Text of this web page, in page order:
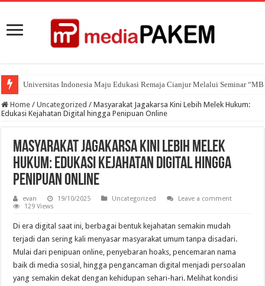
Universitas Indonesia Maju Edukasi Remaja Cianjur Melalui Seminar
Home / Uncategorized / Masyarakat Jagakarsa Kini Lebih Melek Hukum:
Edukasi Kejahatan Digital hingga Penipuan Online
Masyarakat Jagakarsa Kini Lebih Melek
Hukum: Edukasi Kejahatan Digital hingga
Penipuan Online
evan 19/10/2025 Uncategorized
Leave a comment
129 Views
Di era digital saat ini, berbagai bentuk kejahatan semakin mudah
terjadi dan sering kali menyasar masyarakat umum tanpa disadari.
Mulai dari penipuan online, penyebaran hoaks, pencemaran nama
baik di media sosial, hingga pengancaman digital menjadi persoalan
yang semakin dekat dengan kehidupan sehari-hari. Melihat kondisi